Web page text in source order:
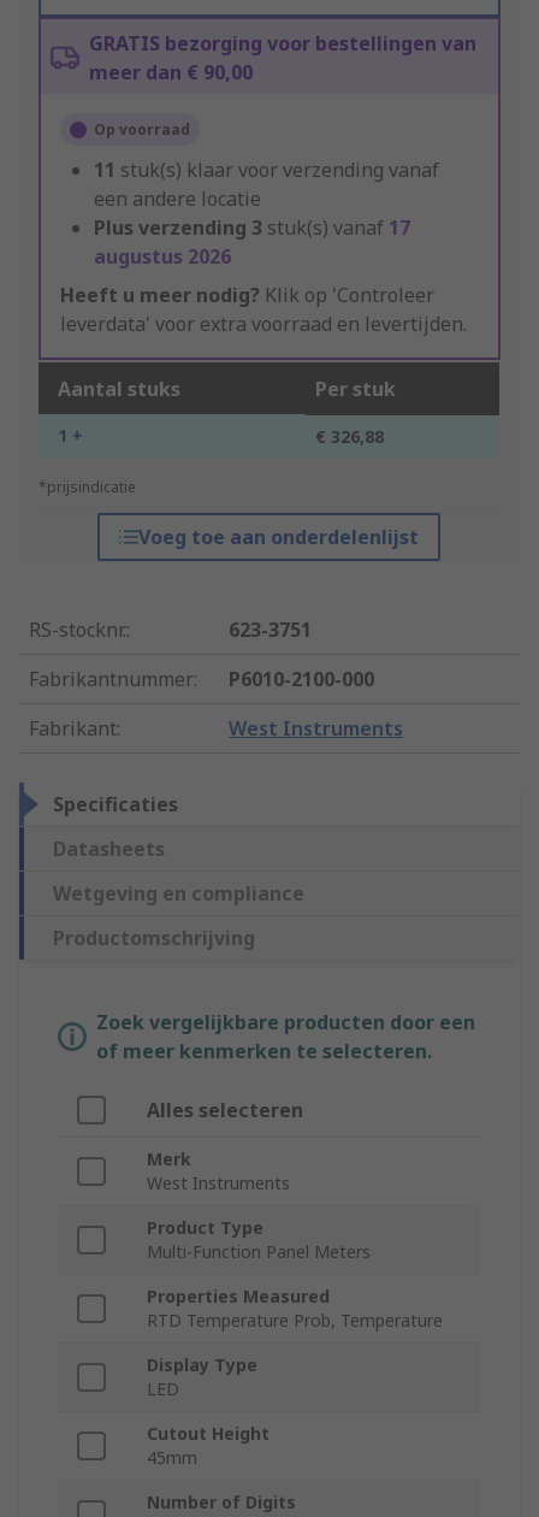
GRATIS bezorging voor bestellingen van
meer dan € 90,00
Op voorraad
11 stuk(s) klaar voor verzending vanaf
een andere locatie
Plus verzending 3 stuk(s) vanaf 17
augustus 2026
Heeft u meer nodig? Klik op 'Controleer
leverdata' voor extra voorraad en levertijden.
Aantal stuks Per stuk
1 + € 326,88
*prijsindicatie
Voeg toe aan onderdelenlijst
RS-stocknr.:
623-3751
Fabrikantnummer:
P6010-2100-000
Fabrikant: West Instruments
Specificaties
Datasheets
Wetgeving en compliance
Productomschrijving
Zoek vergelijkbare producten door een
of meer kenmerken te selecteren.
Alles selecteren
Merk
West Instruments
Product Type
Multi-Function Panel Meters
Properties Measured
RTD Temperature Prob, Temperature
Display Type
LED
Cutout Height
45mm
Number of Digits